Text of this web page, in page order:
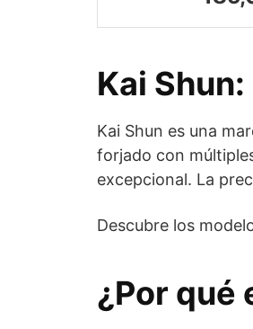
Kai
Kai Shun es una
forjado con
excepcional. La
Descubre los
¿Por qué